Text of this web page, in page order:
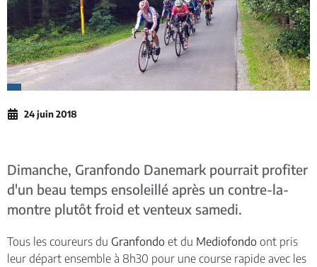
24 juin 2018
Dimanche, Granfondo Danemark pourrait profiter
d'un beau temps ensoleillé après un contre-la-
montre plutôt froid et venteux samedi.
Tous les coureurs du Granfondo et du Mediofondo ont pris
leur départ ensemble à 8h30 pour une course rapide avec les